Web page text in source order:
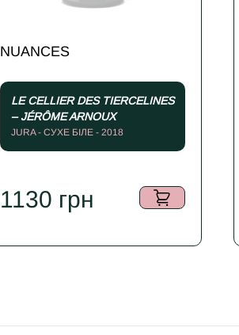
NUANCES
LE CELLIER DES TIERCELINES
– JÉRÔME ARNOUX
JURA - СУХЕ БІЛЕ - 2018
1130 грн